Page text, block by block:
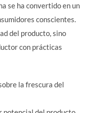
se ha convertido en un
conscientes.
del producto, sino
con prácticas
la frescura del